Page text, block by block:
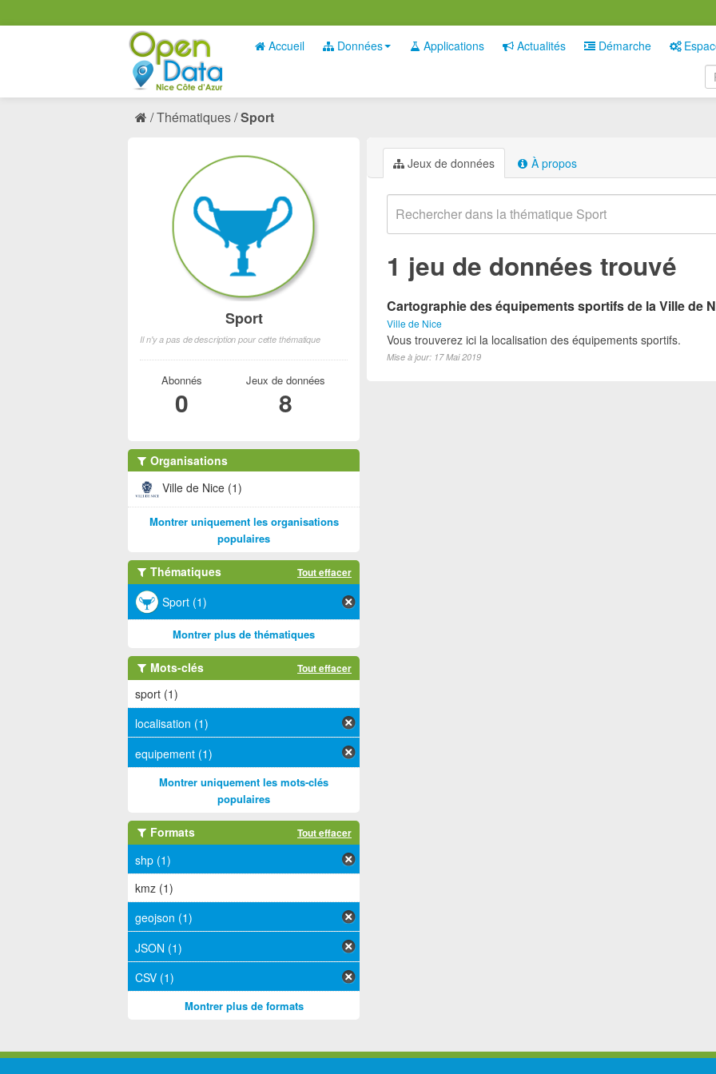
Accueil Données Applications Actualités Démarche
Thématiques Sport
Jeux de données À propos
1 jeu de données trouvé
Cartographie des équipements sportifs de la Ville de
Ville de Nice
Vous trouverez ici la localisation des équipements sportifs.
Mise à jour: 17 Mai 2019
Sport
Il n'y a pas de description pour cette thématique
Abonnés
0
Jeux de données
8
Organisations
Ville de Nice (1)
Montrer uniquement les organisations
populaires
Thématiques Tout effacer
Sport (1)
Montrer plus de thématiques
Mots-clés Tout effacer
sport (1)
localisation (1)
equipement (1)
Montrer uniquement les mots-clés
populaires
Formats Tout effacer
shp (1)
kmz (1)
geojson (1)
JSON (1)
CSV (1)
Montrer plus de formats